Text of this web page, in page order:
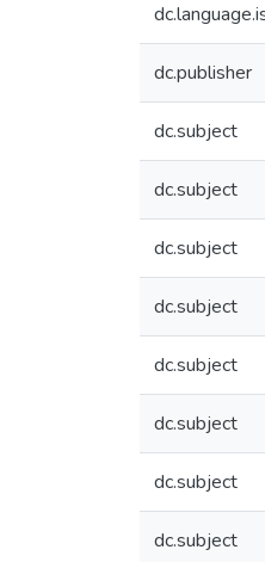
dc.publisher
dc.subject
dc.subject
dc.subject
dc.subject
dc.subject
dc.subject
dc.subject
dc.subject